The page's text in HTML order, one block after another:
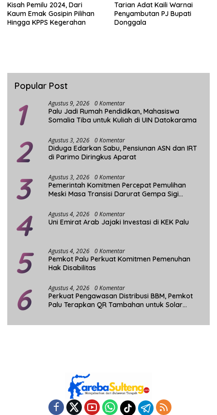
Kisah Pemilu 2024, Dari
Kaum Emak Gosipin Pilihan
Hingga KPPS Kegerahan
Tarian Adat Kaili Warnai
Penyambutan PJ Bupati
Donggala
Popular Post
1 Agustus 9, 2026 0 Komentar
Palu Jadi Rumah Pendidikan, Mahasiswa
Somalia Tiba untuk Kuliah di UIN Datokarama
2 Agustus 3, 2026 0 Komentar
Diduga Edarkan Sabu, Pensiunan ASN dan IRT
di Parimo Diringkus Aparat
3 Agustus 3, 2026 0 Komentar
Pemerintah Komitmen Percepat Pemulihan
Meski Masa Transisi Darurat Gempa Sigi
4 Agustus 4, 2026 0 Komentar
Uni Emirat Arab Jajaki Investasi di KEK Palu
5 Agustus 4, 2026 0 Komentar
Pemkot Palu Perkuat Komitmen Pemenuhan
Hak Disabilitas
6 Agustus 4, 2026 0 Komentar
Perkuat Pengawasan Distribusi BBM, Pemkot
Palu Terapkan QR Tambahan untuk Solar